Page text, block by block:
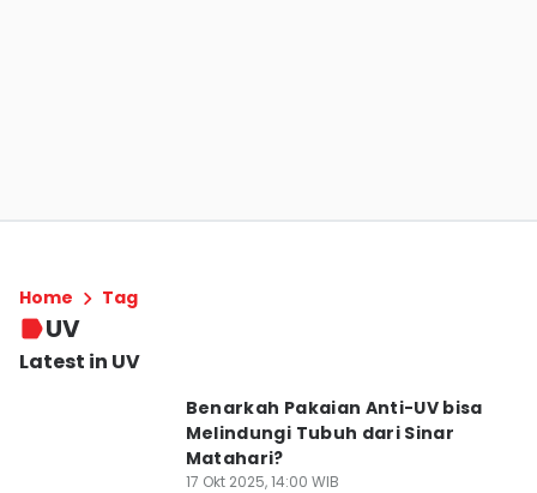
Home Tag
UV
Latest in UV
Benarkah Pakaian Anti-UV bisa
Melindungi Tubuh dari Sinar
Matahari?
17 Okt 2025, 14:00 WIB